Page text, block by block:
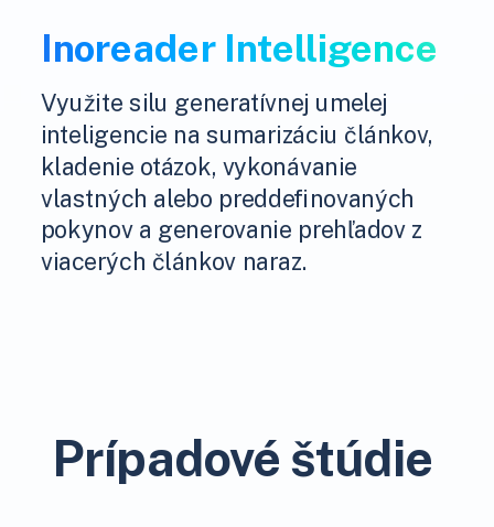
Inoreader Intelligence
Využite silu generatívnej umelej
inteligencie na sumarizáciu článkov,
kladenie otázok, vykonávanie
vlastných alebo preddefinovaných
pokynov a generovanie prehľadov z
viacerých článkov naraz.
Prípadové štúdie